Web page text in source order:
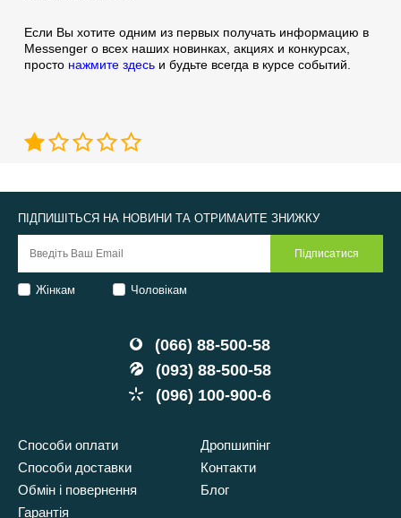
Если Вы хотите одним из первых получать информацию в
Messenger о всех наших новинках, акциях и конкурсах,
просто нажмите здесь и будьте всегда в курсе событий.
(066) 88-500-58
(093) 88-500-58
(096) 100-900-6
Способи оплати
Способи доставки
Обмін і повернення
Гарантія
Дропшипінг
Контакти
Блог
ПІДПИШІТЬСЯ НА НОВИНИ ТА ОТРИМАЙТЕ ЗНИЖКУ
Жінкам Чоловікам